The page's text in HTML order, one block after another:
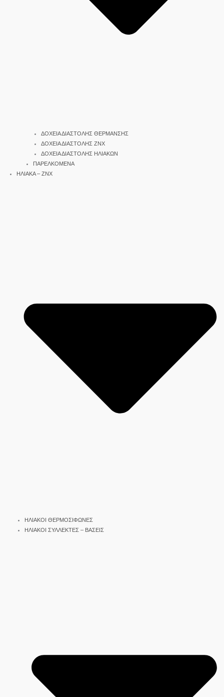
ΔΟΧΕΙΑ ΔΙΑΣΤΟΛΗΣ ΘΕΡΜΑΝΣΗΣ
ΔΟΧΕΙΑ ΔΙΑΣΤΟΛΗΣ ΖΝΧ
ΔΟΧΕΙΑ ΔΙΑΣΤΟΛΗΣ ΗΛΙΑΚΩΝ
ΠΑΡΕΛΚΟΜΕΝΑ
ΗΛΙΑΚΑ – ΖΝΧ
ΗΛΙΑΚΟΙ ΘΕΡΜΟΣΙΦΩΝΕΣ
ΗΛΙΑΚΟΙ ΣΥΛΛΕΚΤΕΣ – ΒΑΣΕΙΣ